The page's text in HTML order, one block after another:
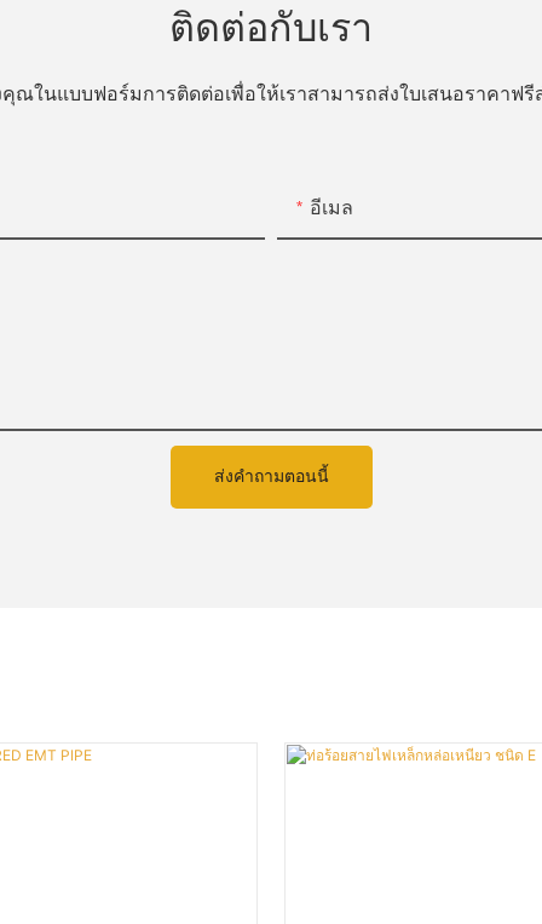
ติดต่อกับเรา
ณในแบบฟอร์มการติดต่อเพื่อให้เราสามารถส่งใบเสนอราคาฟ
อีเมล
ส่งคำถามตอนนี้